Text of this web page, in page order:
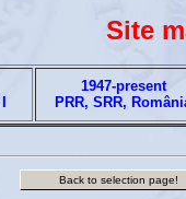
Site
1947-present
PRR, SRR,
Back to selection page!